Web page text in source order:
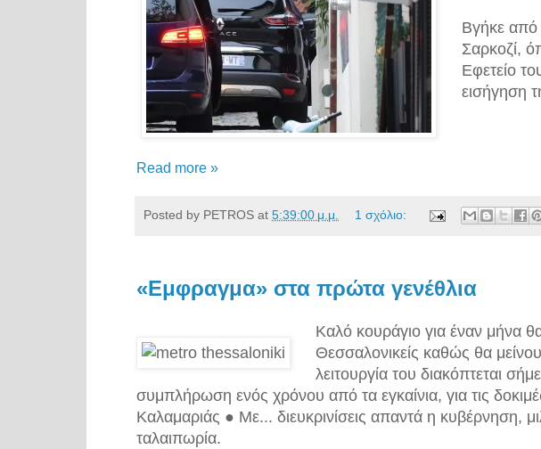
Βγήκε από
Σαρκοζί,
Εφετείο
εισήγηση
Read more »
Posted by PETROS at 5:39:00 μ.μ. 1 σχόλιο:
«Εμφραγμα» στα πρώτα γενέθλια
Καλό κουράγιο για έναν μήνα
Θεσσαλονικείς καθώς θα
λειτουργία του διακόπτεται
συμπλήρωση ενός χρόνου από τα εγκαίνια, για τις
Καλαμαριάς ● Με... διευκρινίσεις απαντά η κυβέρνηση,
ταλαιπωρία.